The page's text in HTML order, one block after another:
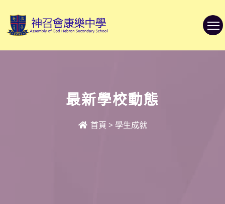
最新學校動態
首頁 > 學生成就